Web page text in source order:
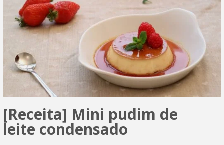
[Receita] Mini pudim de
leite condensado